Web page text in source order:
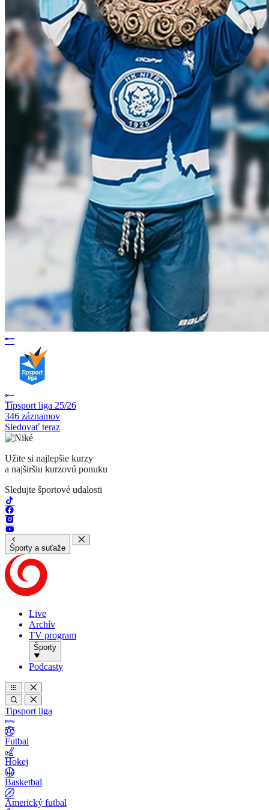
Tipsport liga 25/26
346 záznamov
Sledovať teraz
Užite si najlepšie kurzy
a najširšiu kurzovú ponuku
Sledujte športové udalosti
Športy a suťaže
Live
Archív
TV program
Športy
Podcasty
Tipsport liga
Futbal
Hokej
Basketbal
Americký futbal